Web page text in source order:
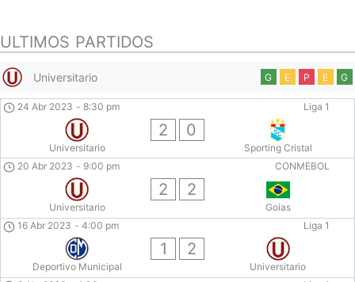
ULTIMOS PARTIDOS
Universitario G E P E G
Liga 1
24 Abr 2023 - 8:30 pm
Universitario
2 0
Sporting Cristal
CONMEBOL
20 Abr 2023 - 9:00 pm
Universitario
2 2
Goias
Liga 1
16 Abr 2023 - 4:00 pm
Deportivo Municipal
1 2
Universitario